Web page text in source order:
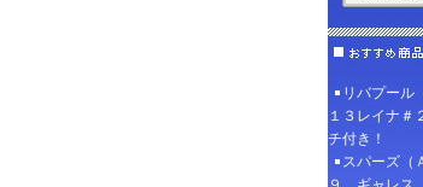
リバプール
１３レイナ＃
チ付き！
スパーズ（